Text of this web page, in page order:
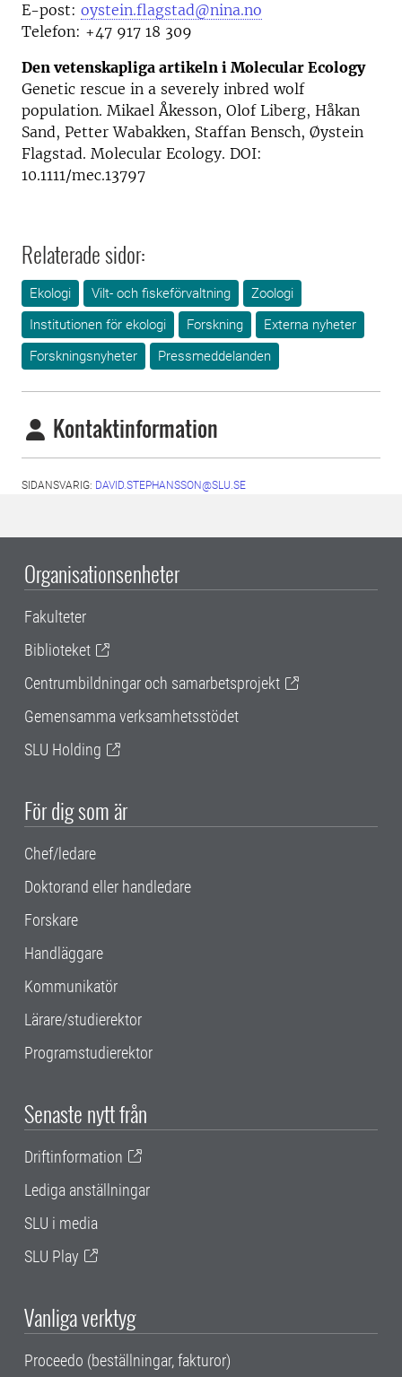
E-post: oystein.flagstad@nina.no
Telefon: +47 917 18 309
Den vetenskapliga artikeln i Molecular Ecology
Genetic rescue in a severely inbred wolf
population. Mikael Åkesson, Olof Liberg, Håkan
Sand, Petter Wabakken, Staffan Bensch, Øystein
Flagstad. Molecular Ecology. DOI:
10.1111/mec.13797
Relaterade sidor:
Ekologi Vilt- och fiskeförvaltning
Zoologi
Institutionen för ekologi
Forskning
Externa nyheter
Forskningsnyheter
Pressmeddelanden
Kontaktinformation
SIDANSVARIG: DAVID.STEPHANSSON@SLU.SE
Organisationsenheter
Fakulteter
Biblioteket
Centrumbildningar och samarbetsprojekt
Gemensamma verksamhetsstödet
SLU Holding
För dig som är
Chef/ledare
Doktorand eller handledare
Forskare
Handläggare
Kommunikatör
Lärare/studierektor
Programstudierektor
Senaste nytt från
Driftinformation
Lediga anställningar
SLU i media
SLU Play
Vanliga verktyg
Proceedo (beställningar, fakturor)